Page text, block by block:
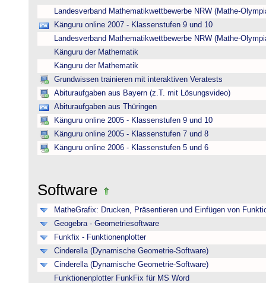
Landesverband Mathematikwettbewerbe NRW (Mathe-
Känguru online 2007 - Klassenstufen 9 und 10
Landesverband Mathematikwettbewerbe NRW (Mathe-
Känguru der Mathematik
Känguru der Mathematik
Grundwissen trainieren mit interaktiven Veratests
Abituraufgaben aus Bayern (z.T. mit Lösungsvideo)
Abituraufgaben aus Thüringen
Känguru online 2005 - Klassenstufen 9 und 10
Känguru online 2005 - Klassenstufen 7 und 8
Känguru online 2006 - Klassenstufen 5 und 6
Software
MatheGrafix: Drucken, Präsentieren und Einfügen von
Geogebra - Geometriesoftware
Funkfix - Funktionenplotter
Cinderella (Dynamische Geometrie-Software)
Cinderella (Dynamische Geometrie-Software)
Funktionenplotter FunkFix für MS Word